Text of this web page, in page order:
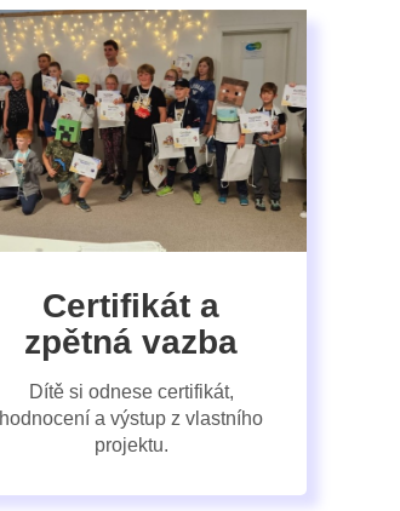
Certifikát a
zpětná vazba
Dítě si odnese certifikát,
hodnocení a výstup z vlastního
projektu.